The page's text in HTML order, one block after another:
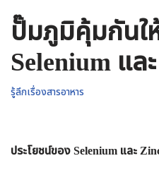
ปั๊มภูมิคุ้มกันใ
Selenium แล
รู้ลึกเรื่องสารอาหาร
ประโยชน์ของ Selenium และ